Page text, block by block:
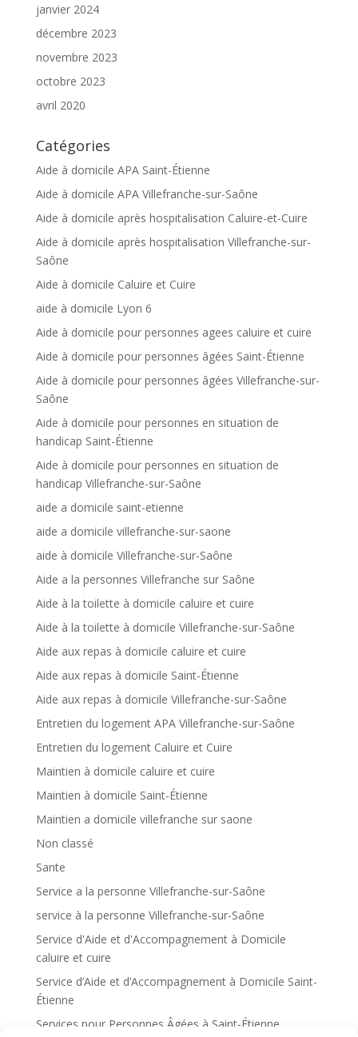
janvier 2024
décembre 2023
novembre 2023
octobre 2023
avril 2020
Catégories
Aide à domicile APA Saint-Étienne
Aide à domicile APA Villefranche-sur-Saône
Aide à domicile après hospitalisation Caluire-et-Cuire
Aide à domicile après hospitalisation Villefranche-sur-
Saône
Aide à domicile Caluire et Cuire
aide à domicile Lyon 6
Aide à domicile pour personnes agees caluire et cuire
Aide à domicile pour personnes âgées Saint-Étienne
Aide à domicile pour personnes âgées Villefranche-sur-
Saône
Aide à domicile pour personnes en situation de
handicap Saint-Étienne
Aide à domicile pour personnes en situation de
handicap Villefranche-sur-Saône
aide a domicile saint-etienne
aide a domicile villefranche-sur-saone
aide à domicile Villefranche-sur-Saône
Aide a la personnes Villefranche sur Saône
Aide à la toilette à domicile caluire et cuire
Aide à la toilette à domicile Villefranche-sur-Saône
Aide aux repas à domicile caluire et cuire
Aide aux repas à domicile Saint-Étienne
Aide aux repas à domicile Villefranche-sur-Saône
Entretien du logement APA Villefranche-sur-Saône
Entretien du logement Caluire et Cuire
Maintien à domicile caluire et cuire
Maintien à domicile Saint-Étienne
Maintien a domicile villefranche sur saone
Non classé
Sante
Service a la personne Villefranche-sur-Saône
service à la personne Villefranche-sur-Saône
Service d'Aide et d'Accompagnement à Domicile
caluire et cuire
Service d’Aide et d’Accompagnement à Domicile Saint-
Étienne
Services pour Personnes Âgées à Saint-Étienne